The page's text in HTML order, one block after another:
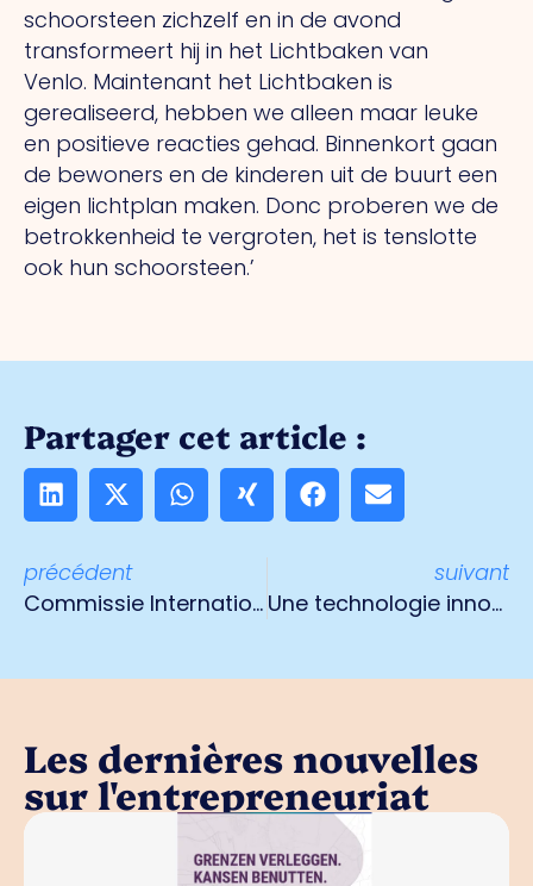
schoorsteen zichzelf en in de avond
transformeert hij in het Lichtbaken van
Venlo. Maintenant het Lichtbaken is
gerealiseerd, hebben we alleen maar leuke
en positieve reacties gehad. Binnenkort gaan
de bewoners en de kinderen uit de buurt een
eigen lichtplan maken. Donc proberen we de
betrokkenheid te vergroten, het is tenslotte
ook hun schoorsteen.’
Partager cet article :
précédent
Commissie Internationalisering in gesprek met minister Hoekstra
suivant
Une technologie innovante s'inscrit dans la transition énergétique
Les dernières nouvelles
sur l'entrepreneuriat